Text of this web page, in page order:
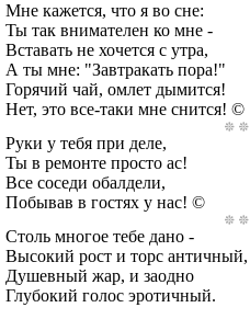
Мне кажется, что я во сне:
Ты так внимателен ко мне -
Вставать не хочется с утра,
А ты мне: "Завтракать пора!"
Горячий чай, омлет дымится!
Нет, это все-таки мне снится! ©
Руки у тебя при деле,
Ты в ремонте просто ас!
Все соседи обалдели,
Побывав в гостях у нас! ©
Столь многое тебе дано -
Высокий рост и торс античный,
Душевный жар, и заодно
Глубокий голос эротичный.